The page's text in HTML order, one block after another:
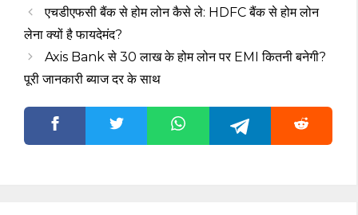
एचडीएफसी बैंक से होम लोन कैसे ले: HDFC बैंक से होम लोन
लेना क्यों है फायदेमंद?
Axis Bank से ₹30 लाख के होम लोन पर EMI कितनी बनेगी?
पूरी जानकारी ब्याज दर के साथ